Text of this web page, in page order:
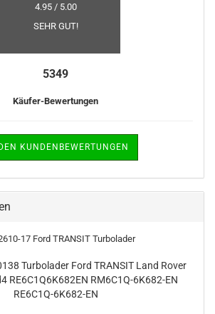
4.95 / 5.00
SEHR GUT!
5349
Käufer-Bewertungen
KUNDENBEWERTUNGEN
Turbolader Ford TRANSIT Land Rover
RE6C1Q6K682EN RM6C1Q-6K682-EN
RE6C1Q-6K682-EN